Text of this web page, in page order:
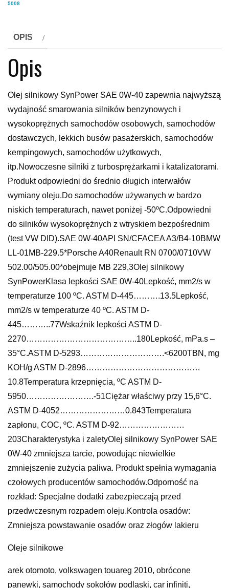
5008
OPIS
Opis
Olej silnikowy SynPower SAE 0W-40 zapewnia najwyższą
wydajność smarowania silników benzynowych i
wysokoprężnych samochodów osobowych, samochodów
dostawczych, lekkich busów pasażerskich, samochodów
kempingowych, samochodów użytkowych,
itp.Nowoczesne silniki z turbosprężarkami i katalizatorami.
Produkt odpowiedni do średnio długich interwałów
wymiany oleju.Do samochodów używanych w bardzo
niskich temperaturach, nawet poniżej -50ºC.Odpowiedni
do silników wysokoprężnych z wtryskiem bezpośrednim
(test VW DID).SAE 0W-40API SN/CFACEA A3/B4-10BMW
LL-01MB-229.5*Porsche A40Renault RN 0700/0710VW
502.00/505.00*obejmuje MB 229,3Olej silnikowy
SynPowerKlasa lepkości SAE 0W-40Lepkość, mm2/s w
temperaturze 100 ºC. ASTM D-445……….13.5Lepkość,
mm2/s w temperaturze 40 ºC. ASTM D-
445………..77Wskaźnik lepkości ASTM D-
2270…………………………………..180Lepkość, mPa.s –
35°C.ASTM D-5293………………………….<6200TBN, mg
KOH/g ASTM D-2896……………………………………
10.8Temperatura krzepnięcia, ºC ASTM D-
5950…………………….-51Ciężar właściwy przy 15,6°C.
ASTM D-4052……………………0.843Temperatura
zapłonu, COC, ºC. ASTM D-92……………………
203Charakterystyka i zaletyOlej silnikowy SynPower SAE
0W-40 zmniejsza tarcie, powodując niewielkie
zmniejszenie zużycia paliwa. Produkt spełnia wymagania
czołowych producentów samochodów.Odporność na
rozkład: Specjalne dodatki zabezpieczają przed
przedwczesnym rozpadem oleju.Kontrola osadów:
Zmniejsza powstawanie osadów oraz złogów lakieru
Oleje silnikowe
arek otomoto, volkswagen touareg 2010, obrócone
panewki, samochody sokołów podlaski, car infiniti,